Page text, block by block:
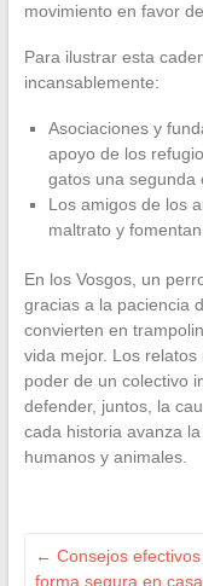
movimiento en favor
Para ilustrar esta
incansablemente:
Asociaciones y
apoyo de los
gatos una segunda
Los amigos de los
maltrato y
En los Vosgos, un
gracias a la paciencia
convierten en
vida mejor. Los
poder de un colectivo
defender, juntos, la
cada historia avanza
humanos y animales.
← Consejos
forma segura en casa